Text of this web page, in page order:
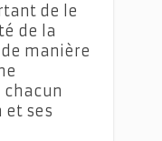
de le
de la
manière
et ses